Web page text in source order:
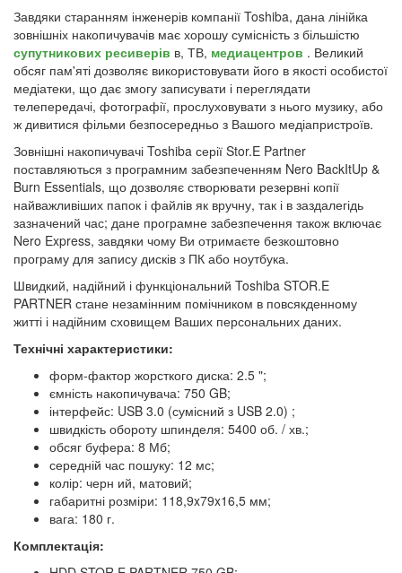
Завдяки старанням інженерів компанії Toshiba, дана лінійка
зовнішніх накопичувачів має хорошу сумісність з більшістю
супутникових ресиверів в, ТВ, медиацентров . Великий
обсяг пам'яті дозволяє використовувати його в якості особистої
медіатеки, що дає змогу записувати і переглядати
телепередачі, фотографії, прослуховувати з нього музику, або
ж дивитися фільми безпосередньо з Вашого медіапристроїв.
Зовнішні накопичувачі Toshiba серії Stor.E Partner
поставляються з програмним забезпеченням Nero BackItUp &
Burn Essentials, що дозволяє створювати резервні копії
найважливіших папок і файлів як вручну, так і в заздалегідь
зазначений час; дане програмне забезпечення також включає
Nero Express, завдяки чому Ви отримаєте безкоштовно
програму для запису дисків з ПК або ноутбука.
Швидкий, надійний і функціональний Toshiba STOR.E
PARTNER стане незамінним помічником в повсякденному
житті і надійним сховищем Ваших персональних даних.
Технічні характеристики:
форм-фактор жорсткого диска: 2.5 ";
ємність накопичувача: 750 GB;
інтерфейс: USB 3.0 (сумісний з USB 2.0) ;
швидкість обороту шпинделя: 5400 об. / хв.;
обсяг буфера: 8 Мб;
середній час пошуку: 12 мс;
колір: черн ий, матовий;
габаритні розміри: 118,9x79x16,5 мм;
вага: 180 г.
Комплектація: